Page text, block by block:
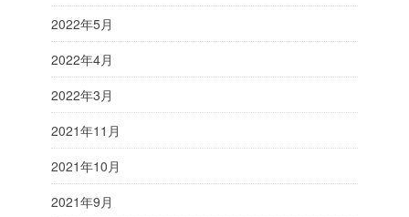
2022年5月
2022年4月
2022年3月
2021年11月
2021年10月
2021年9月